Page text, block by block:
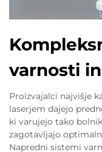
varnosti
Proizvajalci najvišje
laserjem dajejo
ki varujejo tako
zagotavljajo
Napredni sistemi